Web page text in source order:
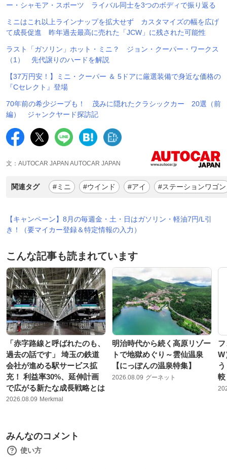
ー・シャモア・スポーツ ライバル同士を3つのボディで振り返る
ミニはこれ以上ラインナップを拡大せず カスタマイズの幅を広げ
て成長促進 昨年過去最高に売れた「JCW」に残された可能性
ラスト「ガソリン」ホット・ミニ？ ジョン・クーパー・ワークス
（1） 先代譲りのハードを解説
【37万円安！】ミニ・クーパー ＆ 5ドアに厳選装備で身近な価格の
『Cセレクト』登場
70年前の希少ジープも！ 茂みに隠れたクラシックカー 20選（前
編） ジャンクヤード探訪記
文：AUTOCAR JAPAN AUTOCAR JAPAN
関連タグ #ミニ #ウインド #アイ #ステーションワゴン
【キャンペーン】8月の毎週金・土・日はガソリン・軽油7円/L引
き！（要マイカー登録＆特定情報の入力）
こんな記事も読まれています
「赤字路線と呼ばれたのも、
過去の話です」 埼玉の鉄道
会社が進める駅サービス拡
充！ 利益率30%、延伸計画
で広がる新たな成長戦略とは
2026.08.09 Merkmal
明治時代から続く高原リゾー
トで地獄めぐり～雲仙温泉
【にっぽんの温泉特集】
2026.08.09 グーネット
W
較
みんなのコメント
使い方